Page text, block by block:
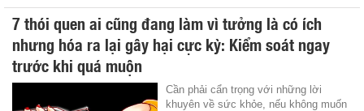
7 thói quen ai cũng đang làm vì tưởng là có ích
nhưng hóa ra lại gây hại cực kỳ: Kiểm soát ngay
trước khi quá muộn
Cần phải cẩn trọng với những lời
khuyên về sức khỏe, nếu không muốn